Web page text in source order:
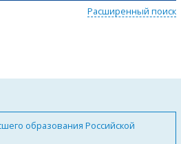
Расширенный поиск
образования Российской